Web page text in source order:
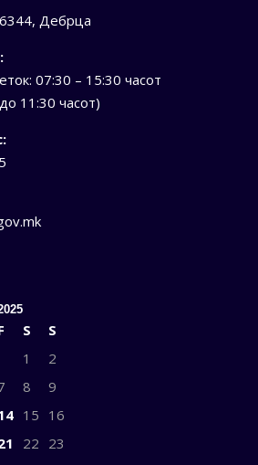
Дебрца
07:30 – 15:30 часот
11:30 часот)
S
S
1
2
8
9
15 16
22 23